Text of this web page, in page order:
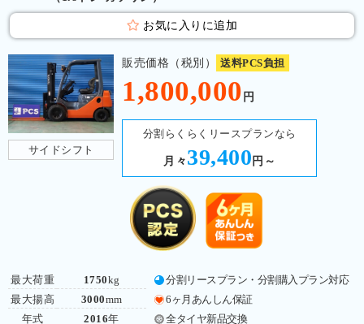
お気に入りに追加
サイドシフト
販売価格（税別） 送料PCS負担
1,800,000 円
分割らくらくリースプランなら
月々 39,400 円～
最大荷重
最大揚高
年式
1750kg
3000mm
2016年
分割リースプラン・分割購入プラン対応
6ヶ月あんしん保証
全タイヤ新品交換